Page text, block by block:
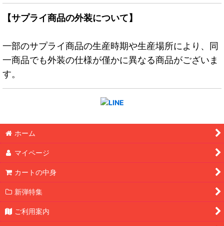
【サプライ商品の外装について】
一部のサプライ商品の生産時期や生産場所により、同
一商品でも外装の仕様が僅かに異なる商品がございま
す。
ホーム
マイページ
カートの中身
新弾特集
ご利用案内